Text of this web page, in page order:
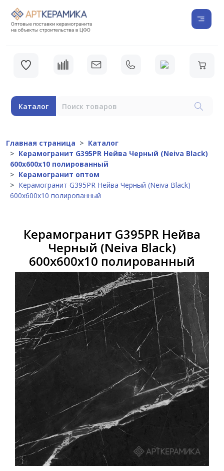
Каталог
Главная страница
Каталог
Керамогранит G395PR Нейва Черный (Neiva Black)
600x600х10 полированный
Керамогранит оптом
Керамогранит G395PR Нейва Черный (Neiva Black)
600x600х10 полированный
Керамогранит G395PR Нейва
Черный (Neiva Black)
600x600х10 полированный